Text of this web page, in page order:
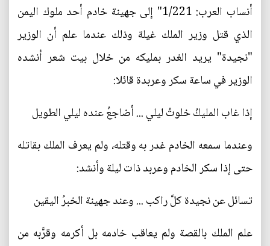
أنساب العرب: 1/221" إلى جهينة خادم أحد ملوك اليمن
الذي قتل وزير الملك غيلة وذلك عندما علم أن الوزير
"نجيدة" يريد الغدر بمليكه من خلال بيت شعر أنشده
الوزير في ساعة سكر وعربدة قائلا:
إذا غاب المليكُ خلوتُ ليلي ... أضاجعُ عنده ليلي الطويل
وعندما سمعه الخادم غدر به وقتله، ولم يعرف الملك بقاتله
حتى إذا سكر الخادم وعربد ذات ليلة وأنشد:
تسائل عن نجيدة كلَّ راكب ... وعند جهينة الخبرُ اليقين
علم الملك بالقصة ولم يعاقب خادمه بل أكرمه وقرَّبه من